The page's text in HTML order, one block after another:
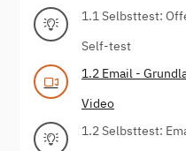
1.1 Selbsttest:
Self-test
1.2 Email -
Video
1.2 Selbsttest: